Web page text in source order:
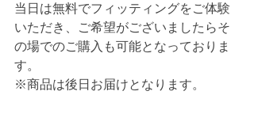
当日は無料でフィッティングをご体験
いただき、ご希望がございましたらそ
の場でのご購入も可能となっておりま
す。
※商品は後日お届けとなります。